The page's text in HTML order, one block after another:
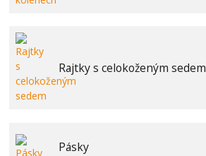
Rajtky s celokoženým sedem
Pásky